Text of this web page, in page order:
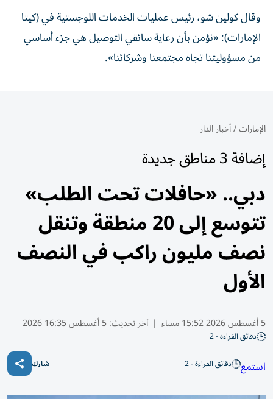
وقال كولين شو، رئيس عمليات الخدمات اللوجستية في (كيتا
الإمارات): «نؤمن بأن رعاية سائقي التوصيل هي جزء أساسي
من مسؤوليتنا تجاه مجتمعنا وشركائنا».
الإمارات/أخبار الدار
إضافة 3 مناطق جديدة
دبي.. «حافلات تحت الطلب»
تتوسع إلى 20 منطقة وتنقل
نصف مليون راكب في النصف
الأول
5 أغسطس 2026 15:52 مساء | آخر تحديث:5 أغسطس 16:35 2026
دقائق القراءة - 2
استمع دقائق القراءة - 2 شارك